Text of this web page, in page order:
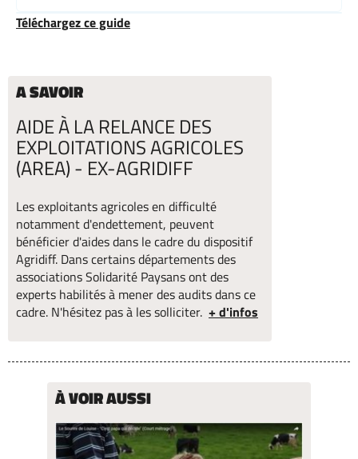
Téléchargez ce guide
A SAVOIR
AIDE À LA RELANCE DES
EXPLOITATIONS AGRICOLES
(AREA) - EX-AGRIDIFF
Les exploitants agricoles en difficulté
notamment d'endettement, peuvent
bénéficier d'aides dans le cadre du dispositif
Agridiff. Dans certains départements des
associations Solidarité Paysans ont des
experts habilités à mener des audits dans ce
cadre. N'hésitez pas à les solliciter. + d'infos
À VOIR AUSSI